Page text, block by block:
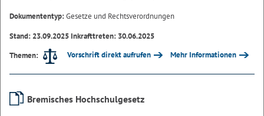
Dokumententyp:Gesetze und Rechtsverordnungen
Stand: 23.09.2025 Inkrafttreten: 30.06.2025
Themen:
Vorschrift direkt aufrufen Mehr Informationen
Bremisches Hochschulgesetz